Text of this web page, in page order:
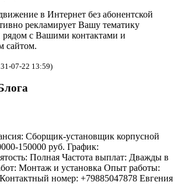
в Интернет без абонентской
рекламирует Вашу тематику
рядом с Вашими контактами и
сайтом.
31-07-22 13:59)
Сборщик-установщик корпусной
150000 руб. График:
Полная Частота выплат: Дважды в
Монтаж и установка Опыт работы:
номер: +79885047878 Евгения